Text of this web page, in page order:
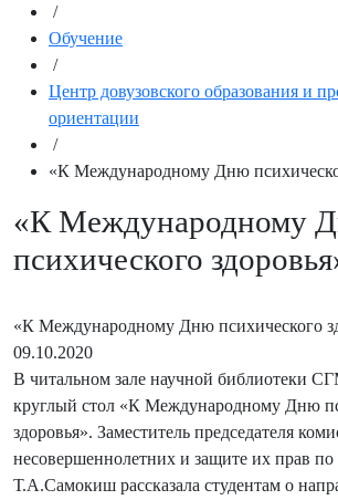
/
Обучение
/
Центр довузовского образования и
ориентации
/
«К Международному Дню
«К Международному
психического
«К Международному Дню психического
09.10.2020
В читальном зале научной библиотеки
круглый стол «К Международному Дню
здоровья». Заместитель председателя
несовершеннолетних и защите их прав по
Т.А.Самокиш рассказала студентам о